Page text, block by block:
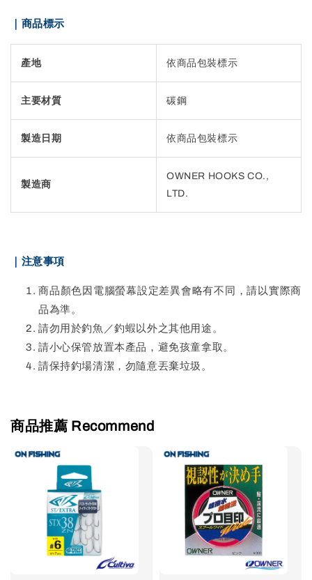
｜商品標示
產地 依商品包裝標示
主要材質 碳鋼
製造日期 依商品包裝標示
製造商
OWNER HOOKS CO.,
LTD.
｜注意事項
商品顏色因電腦螢幕設定差異會略有不同，請以實際商
品為準。
請勿用於釣魚／釣蝦以外之其他用途。
請小心保管放置本產品，避免孩童拿取。
請保持釣場清潔，勿隨意丟棄垃圾。
商品推薦 Recommend